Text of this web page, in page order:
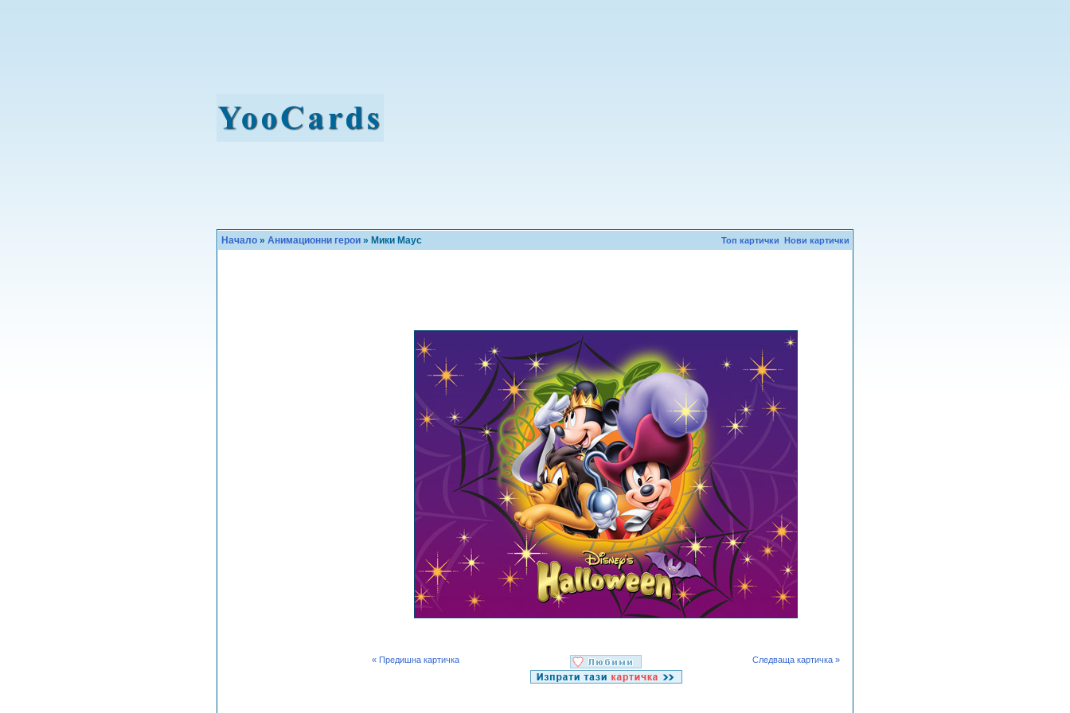
Начало » Анимационни герои » Мики Маус Топ картички Нови картички
« Предишна картичка Следваща картичка »